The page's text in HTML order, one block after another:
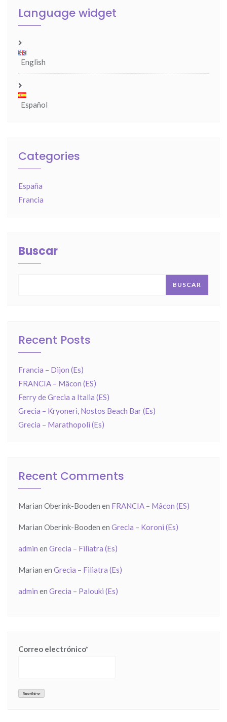
Language widget
English
Español
Categories
España
Francia
Buscar
BUSCAR
Recent Posts
Francia – Dijon (Es)
FRANCIA – Mâcon (ES)
Ferry de Grecia a Italia (ES)
Grecia – Kryoneri, Nostos Beach Bar (Es)
Grecia – Marathopoli (Es)
Recent Comments
Marian Oberink-Booden en FRANCIA – Mâcon (ES)
Marian Oberink-Booden en Grecia – Koroni (Es)
admin en Grecia – Filiatra (Es)
Marian en Grecia – Filiatra (Es)
admin en Grecia – Palouki (Es)
Correo electrónico*